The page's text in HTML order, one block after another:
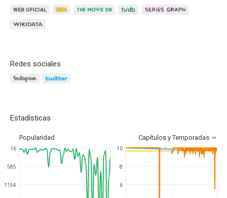
Redes sociales
Estadísticas
Popularidad Capítulos y Temporadas
16
585
1154
10
8
6